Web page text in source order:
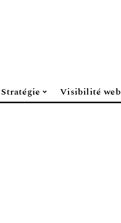
Stratégie Visibilité web